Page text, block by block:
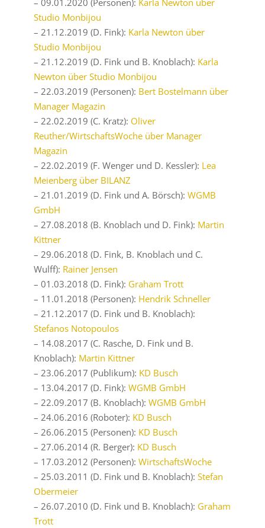
– 09.01.2020 (Personen): Karla Newton über
Studio Monbijou
– 21.12.2019 (D. Fink): Karla Newton über
Studio Monbijou
– 21.12.2019 (D. Fink und B. Knoblach): Karla
Newton über Studio Monbijou
– 22.03.2019 (Personen): Bert Bostelmann über
Manager Magazin
– 22.02.2019 (C. Kratz): Oliver
Reuther/WirtschaftsWoche über Manager
Magazin
– 22.02.2019 (F. Wenger und D. Kessler): Lea
Meienberg über BILANZ
– 21.01.2019 (D. Fink und A. Börsch): WGMB
GmbH
– 27.08.2018 (B. Knoblach und D. Fink): Martin
Kittner
– 29.06.2018 (D. Fink, B. Knoblach und C.
Wulff): Rainer Jensen
– 01.03.2018 (D. Fink): Graham Trott
– 11.01.2018 (Personen): Hendrik Schneller
– 21.12.2017 (D. Fink und B. Knoblach):
Stefanos Notopoulos
– 14.08.2017 (C. Rasche, D. Fink und B.
Knoblach): Martin Kittner
– 23.06.2017 (Publikum): KD Busch
– 13.04.2017 (D. Fink): WGMB GmbH
– 22.09.2017 (B. Knoblach): WGMB GmbH
– 24.06.2016 (Roboter): KD Busch
– 26.06.2015 (Personen): KD Busch
– 27.06.2014 (R. Berger): KD Busch
– 17.03.2012 (Personen): WirtschaftsWoche
– 25.03.2011 (D. Fink und B. Knoblach): Stefan
Obermeier
– 26.07.2010 (D. Fink und B. Knoblach): Graham
Trott